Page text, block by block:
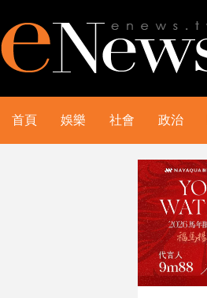
首頁 娛樂 社會 政治